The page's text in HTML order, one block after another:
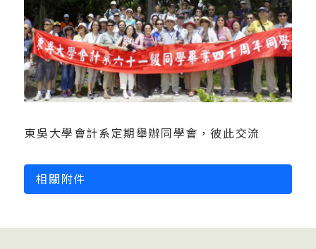
東吳大學會計系定期舉辦同學會，彼此交流
相關附件